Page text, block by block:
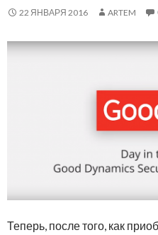
22 ЯНВАРЯ 2016 ARTEM
Теперь, после того, как